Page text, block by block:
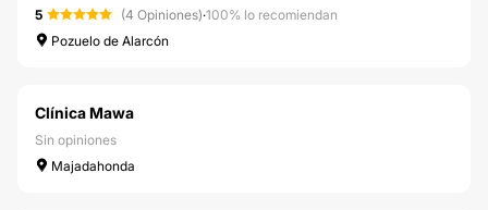
5 (4 Opiniones)·100% lo recomiendan
Pozuelo de Alarcón
Clínica Mawa
Sin opiniones
Majadahonda